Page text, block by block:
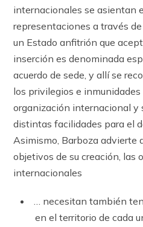
internacionales se asientan
representaciones a través
un Estado anfitrión que
inserción es denominada
acuerdo de sede, y allí se
los privilegios e inmunidades
organización internacional y
distintas facilidades para el
Asimismo, Barboza advierte
objetivos de su creación, las
internacionales
… necesitan también
en el territorio de cada